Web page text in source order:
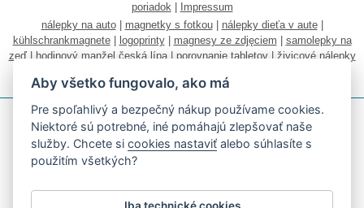
poriadok|
Impressum
nálepky na auto| magnetky s fotkou| nálepky dieťa v aute|
kühlschrankmagnete| logoprinty| magnesy ze zdjęciem
samolepky na
zeď| hodinový manžel česká lípa| porovnanie tabletov| živicové nálepky
Aby všetko fungovalo, ako má
Pre spoľahlivý a bezpečný nákup používame cookies.
Niektoré sú potrebné, iné pomáhajú zlepšovať naše
služby. Chcete sicookies nastaviť alebo súhlasíte s
použitím všetkých?
Iba technické cookies